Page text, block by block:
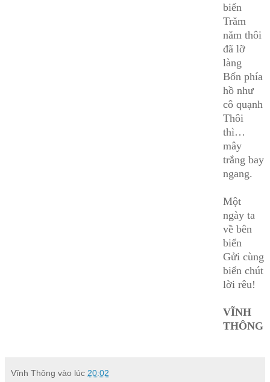
biển
Trăm
năm thôi
đã lỡ
làng
Bốn phía
hồ như
cô quạnh
Thôi
thì…
mây
trắng bay
ngang.
Một
ngày ta
về bên
biển
Gửi cùng
biển chút
lời rêu!
VĨNH
THÔNG
Vĩnh Thông vào lúc 20:02